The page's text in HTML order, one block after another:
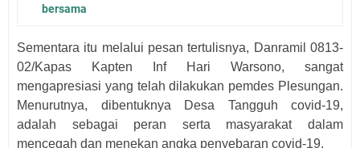
bersama
Sementara itu melalui pesan tertulisnya, Danramil 0813-
02/Kapas Kapten Inf Hari Warsono, sangat
mengapresiasi yang telah dilakukan pemdes Plesungan.
Menurutnya, dibentuknya Desa Tangguh covid-19,
adalah sebagai peran serta masyarakat dalam
mencegah dan menekan angka penyebaran covid-19.